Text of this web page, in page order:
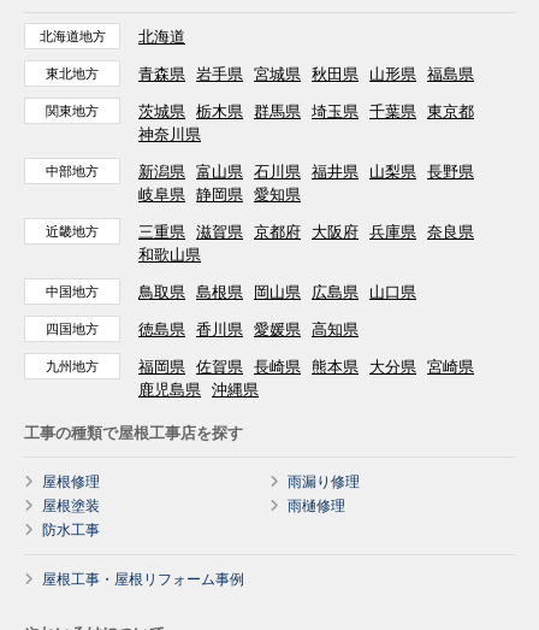
北海道地方 北海道
東北地方 青森県 岩手県 宮城県 秋田県 山形県 福島県
関東地方 茨城県 栃木県 群馬県 埼玉県 千葉県 東京都
神奈川県
中部地方 新潟県 富山県 石川県 福井県 山梨県 長野県
岐阜県 静岡県 愛知県
近畿地方 三重県 滋賀県 京都府 大阪府 兵庫県 奈良県
和歌山県
中国地方 鳥取県 島根県 岡山県 広島県 山口県
四国地方 徳島県 香川県 愛媛県 高知県
九州地方 福岡県 佐賀県 長崎県 熊本県 大分県 宮崎県
鹿児島県 沖縄県
工事の種類で屋根工事店を探す
屋根修理
雨漏り修理
屋根塗装
雨樋修理
防水工事
屋根工事・屋根リフォーム事例